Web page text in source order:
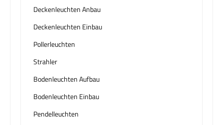
Deckenleuchten Anbau
Deckenleuchten Einbau
Pollerleuchten
Strahler
Bodenleuchten Aufbau
Bodenleuchten Einbau
Pendelleuchten